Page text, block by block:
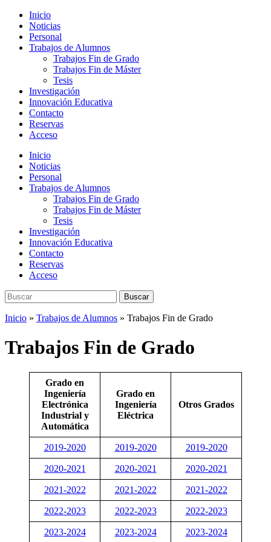
Saltar
contenido
principal
Alternar
menú
móvil
Inicio
Noticias
Personal
Trabajos de Alumnos
Trabajos Fin de Grado
Trabajos Fin de Máster
Tesis
Investigación
Innovación Educativa
Contacto
Reservas
Acceso
Inicio
Noticias
Personal
Trabajos de Alumnos
Trabajos Fin de Grado
Trabajos Fin de Máster
Tesis
Investigación
Innovación Educativa
Contacto
Reservas
Acceso
Buscar:
Buscar
Inicio » Trabajos de Alumnos » Trabajos Fin de Grado
Trabajos Fin de Grado
Grado en
Ingeniería
Electrónica
Industrial y
Automática
Grado en
Ingeniería
Eléctrica
Otros Grados
2019-2020 2019-2020 2019-2020
2020-2021 2020-2021 2020-2021
2021-2022 2021-2022 2021-2022
2022-2023 2022-2023 2022-2023
2023-2024 2023-2024 2023-2024